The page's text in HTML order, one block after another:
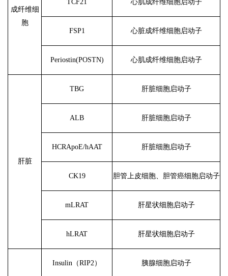
成纤维细
胞
TCF21 心肌成纤维细胞启动子
FSP1 心脏成纤维细胞启动子
Periostin(POSTN) 心肌成纤维细胞启动子
肝脏
TBG 肝脏细胞启动子
ALB 肝脏细胞启动子
HCRApoE/hAAT 肝脏细胞启动子
CK19 胆管上皮细胞、胆管癌细胞启动子
mLRAT 肝星状细胞启动子
hLRAT 肝星状细胞启动子
Insulin（RIP2） 胰腺细胞启动子